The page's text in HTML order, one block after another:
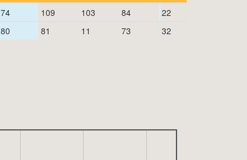
74 109 103 84
22
80 81 11 73 32